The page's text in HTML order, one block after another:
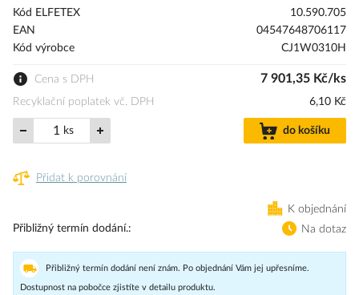
s
Kód ELFETEX
10.590.705
EAN
04547648706117
Kód výrobce
CJ1W0310H
Cena s DPH 7 901,35 Kč/ks
Recyklační poplatek vč. DPH 6,10 Kč
ks do košíku
Přidat k porovnání
K objednání
Přibližný termín dodání.
Na dotaz
Přibližný termín dodání není znám. Po objednání Vám jej upřesníme.
Dostupnost na pobočce zjistíte v detailu produktu.